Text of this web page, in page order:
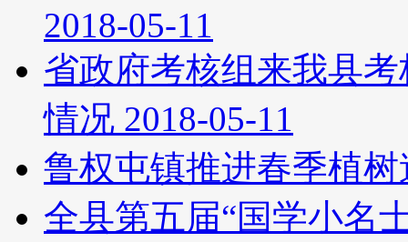
2018-05-11
省政府考核组来我县
情况 2018-05-11
鲁权屯镇推进春季植
全县第五届“国学小名